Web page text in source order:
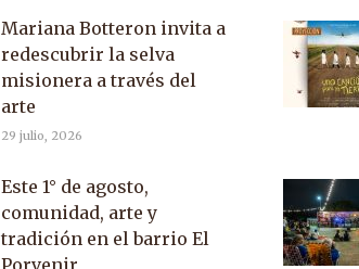
Mariana Botteron invita a
redescubrir la selva
misionera a través del
arte
29 julio, 2026
Este 1° de agosto,
comunidad, arte y
tradición en el barrio El
Porvenir